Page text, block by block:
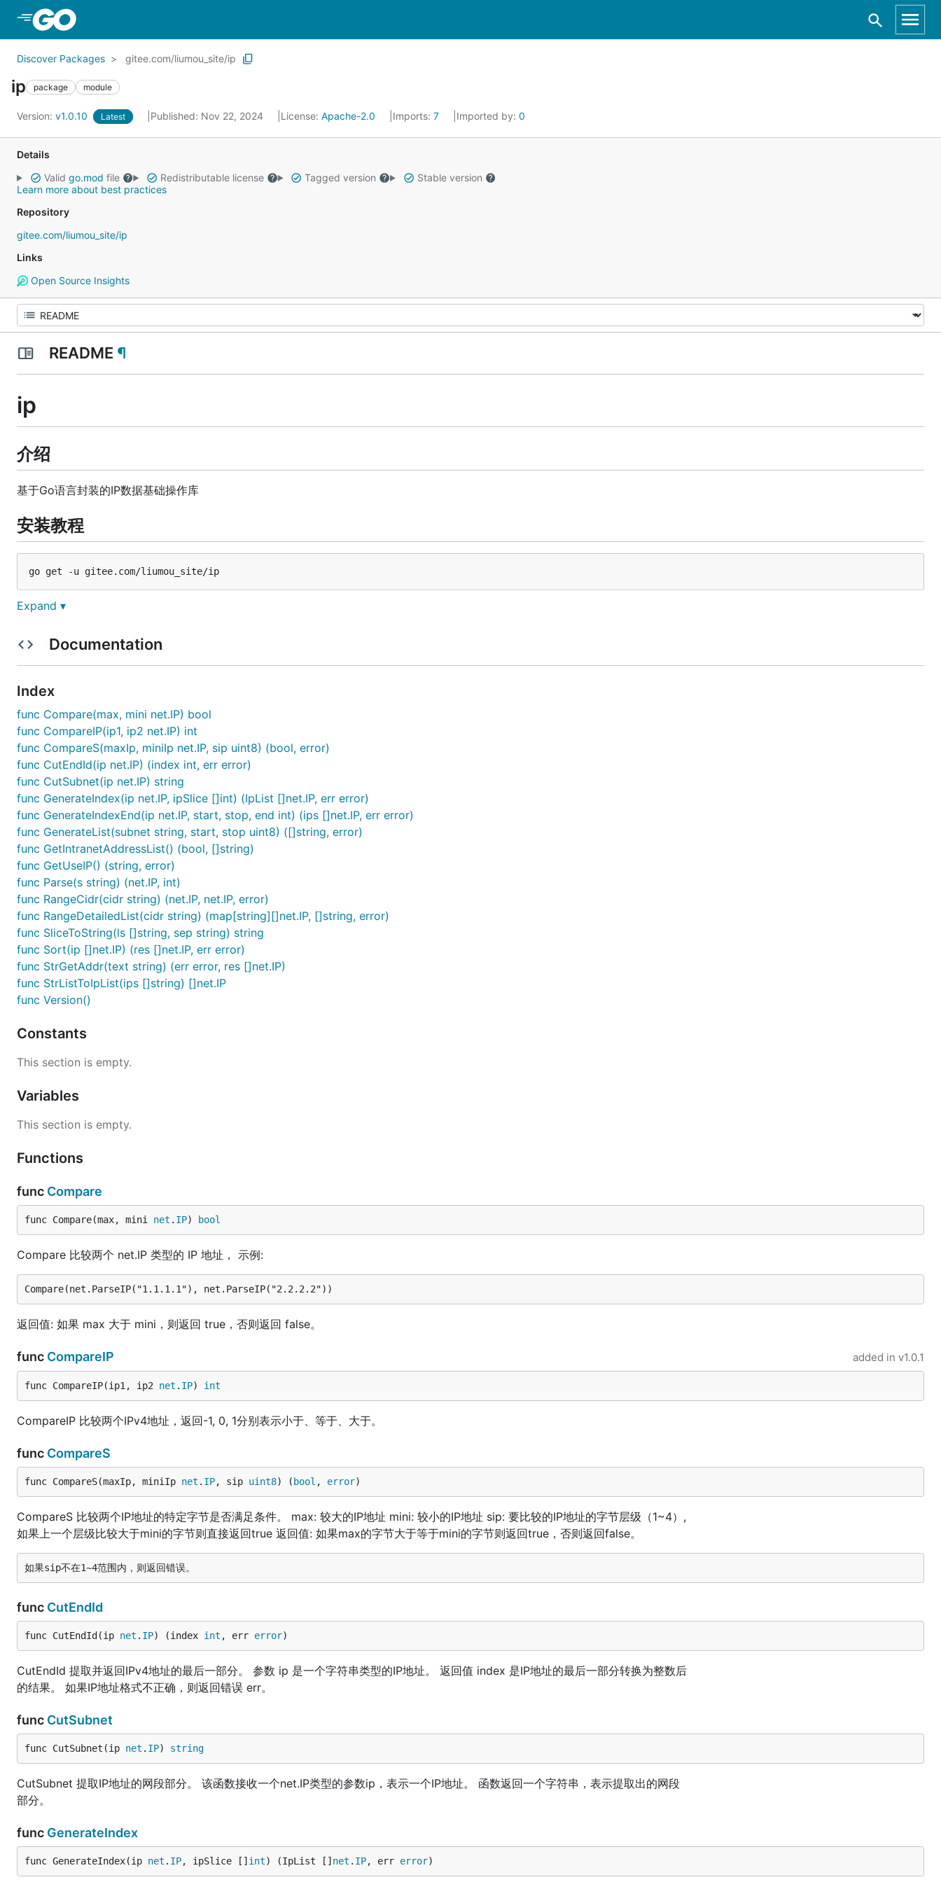
Discover Packages gitee.com/liumou_site/ip
ip package module
Version: v1.0.10 Latest Published: Nov 22, 2024 License: Apache-2.0 Imports: 7 Imported by: 0
Details
Valid go.mod file Redistributable license Tagged version
Stable version
Learn more about best practices
Repository
gitee.com/liumou_site/ip
Links
Open Source Insights
README ¶
ip
介绍
基于Go语言封装的IP数据基础操作库
安装教程
模板
package main
import (
	"fmt"
	"gitee.com/liumou_site/ip"
	"gitee.com/liumou_site/logger"
	"net"
// main函数是程序的入口点。
func main() {
	// 使用RangeDetailedList函数获取IP地址范围的详细列表。
	// 这里使用了一个CIDR表示的IP地址范围：192.168.1.11/24。
	_, ips, err := ip.RangeDetailedList("192.168.1.11/24")
	if err != nil {
		// 如果发生错误，记录错误信息并返回。
		logger.Error(err)
		return
	}
	// 打印获取到的IP地址列表。
	fmt.Println(ips)
	// 比较两个IP地址的大小。
	// 这里比较的是192.168.1.11和192.168.1.112。
		// 如果192.168.1.11大于192.168.1.112，则记录相应的信息。
	} else {
		// 否则，记录192.168.1.11不大于192.168.1.112的信息。
	}
	// 再次比较两个IP地址的大小。
		// 如果192.168.3.11大于192.168.1.112，则记录相应的信息。
	} else {
		// 否则，记录192.168.3.11不大于192.168.1.112的信息。
		logger.Info("192.168.3.11 <= 192.168.1.112")
	// 参数:
	// 返回值:
	//   (error): 错误信息，如果生成失败
		logger.Error(err)
	}
	// 参数:
	// 返回值:
	//   ([]string): 排序后的IP地址列表
	//   (error): 错误信息，如果排序失败
	sort, err := ip.Sort(ipList)
		logger.Error(err)
		return
	// 输出排序后的IP列表
效果
68.1.18 192.168.1.19 192.168.1.20 192.168.1.21 192.168.1.22 192.168.1.23 192.168.1.24 192.168.1.25 192.168.1.26 192.168.1.27 192.168.1.28 192.168.1.29
[2024-11-13 17:41:22] [INFO] [main:30] 192.168.1.11 <= 192.168.1.112
[2024-11-13 17:41:22] [DEBG] [base:134] 192.168.3.11 > 192.168.1.112
[2024-11-13 17:41:22] [INFO] [main:37] 192.168.3.11 > 192.168.1.112
PS C:\Users\ABCD\GolandProjects\awesomeProject2> go get -u gitee.com/liumou_site/ip
go: downloading gitee.com/liumou_site/ip v1.0.3
PS C:\Users\ABCD\GolandProjects\awesomeProject2> go run .\main.go
[2024-11-13 18:01:28] [DEBG] [ip:366] 开始生成IP地址列表...
[2024-11-13 18:01:28] [DEBG] [ip:386] 开始IP和结束IP的前三段相同，生成IP列表
Expand ▾
Documentation
Index
func Compare(max, mini net.IP) bool
func CompareIP(ip1, ip2 net.IP) int
func CompareS(maxIp, miniIp net.IP, sip uint8) (bool, error)
func CutEndId(ip net.IP) (index int, err error)
func CutSubnet(ip net.IP) string
func GenerateIndex(ip net.IP, ipSlice []int) (IpList []net.IP, err error)
func GenerateIndexEnd(ip net.IP, start, stop, end int) (ips []net.IP, err error)
func GenerateList(subnet string, start, stop uint8) ([]string, error)
func GetIntranetAddressList() (bool, []string)
func GetUseIP() (string, error)
func Parse(s string) (net.IP, int)
func RangeCidr(cidr string) (net.IP, net.IP, error)
func RangeDetailedList(cidr string) (map[string][]net.IP, []string, error)
func SliceToString(ls []string, sep string) string
func Sort(ip []net.IP) (res []net.IP, err error)
func StrGetAddr(text string) (err error, res []net.IP)
func StrListToIpList(ips []string) []net.IP
func Version()
Constants
This section is empty.
Variables
This section is empty.
Functions
func Compare
func Compare(max, mini net . IP) bool
Compare 比较两个 net.IP 类型的 IP 地址， 示例:
返回值: 如果 max 大于 mini，则返回 true，否则返回 false。
func CompareIP added in v1.0.1
func CompareIP(ip1, ip2 net . IP) int
CompareIP 比较两个IPv4地址，返回-1, 0, 1分别表示小于、等于、大于。
func CompareS
func CompareS(maxIp, miniIp net . IP, sip uint8) ( bool , error)
CompareS 比较两个IP地址的特定字节是否满足条件。 max: 较大的IP地址 mini: 较小的IP地址 sip: 要比较的IP地址的字节层级（1~4）,
如果上一个层级比较大于mini的字节则直接返回true 返回值: 如果max的字节大于等于mini的字节则返回true，否则返回false。
func CutEndId
func CutEndId(ip net . IP) (index int , err error)
CutEndId 提取并返回IPv4地址的最后一部分。 参数 ip 是一个字符串类型的IP地址。 返回值 index 是IP地址的最后一部分转换为整数后
的结果。 如果IP地址格式不正确，则返回错误 err。
func CutSubnet
func CutSubnet(ip net . IP) string
CutSubnet 提取IP地址的网段部分。 该函数接收一个net.IP类型的参数ip，表示一个IP地址。 函数返回一个字符串，表示提取出的网段
部分。
func GenerateIndex
func GenerateIndex(ip net . IP, ipSlice [] int) (IpList [] net . IP, err error)